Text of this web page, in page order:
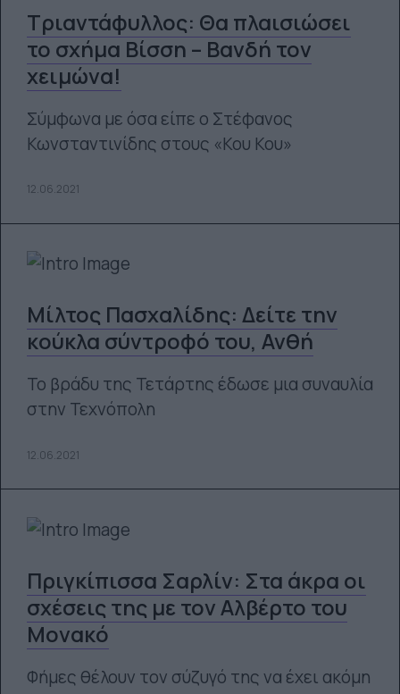
Τριαντάφυλλος: Θα πλαισιώσει
το σχήμα Βίσση – Βανδή τον
χειμώνα!
Σύμφωνα με όσα είπε ο Στέφανος
Κωνσταντινίδης στους «Κου Κου»
12.06.2021
Μίλτος Πασχαλίδης: Δείτε την
κούκλα σύντροφό του, Ανθή
Το βράδυ της Τετάρτης έδωσε μια συναυλία
στην Τεχνόπολη
12.06.2021
Πριγκίπισσα Σαρλίν: Στα άκρα οι
σχέσεις της με τον Αλβέρτο του
Μονακό
Φήμες θέλουν τον σύζυγό της να έχει ακόμη